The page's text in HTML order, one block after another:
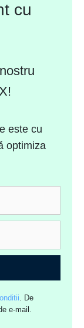
cu
este cu
optimiza
. De
e-mail.